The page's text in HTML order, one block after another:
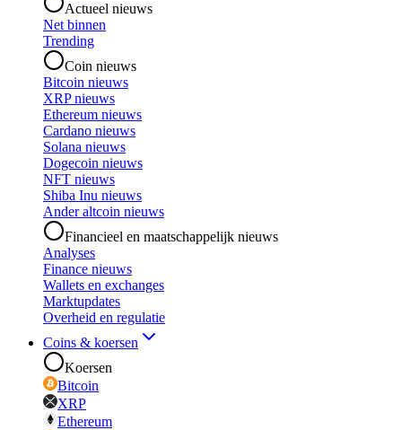
Actueel nieuws
Net binnen
Trending
Coin nieuws
Bitcoin nieuws
XRP nieuws
Ethereum nieuws
Cardano nieuws
Solana nieuws
Dogecoin nieuws
NFT nieuws
Shiba Inu nieuws
Ander altcoin nieuws
Financieel en maatschappelijk nieuws
Analyses
Finance nieuws
Wallets en exchanges
Marktupdates
Overheid en regulatie
Coins & koersen
Koersen
Bitcoin
XRP
Ethereum